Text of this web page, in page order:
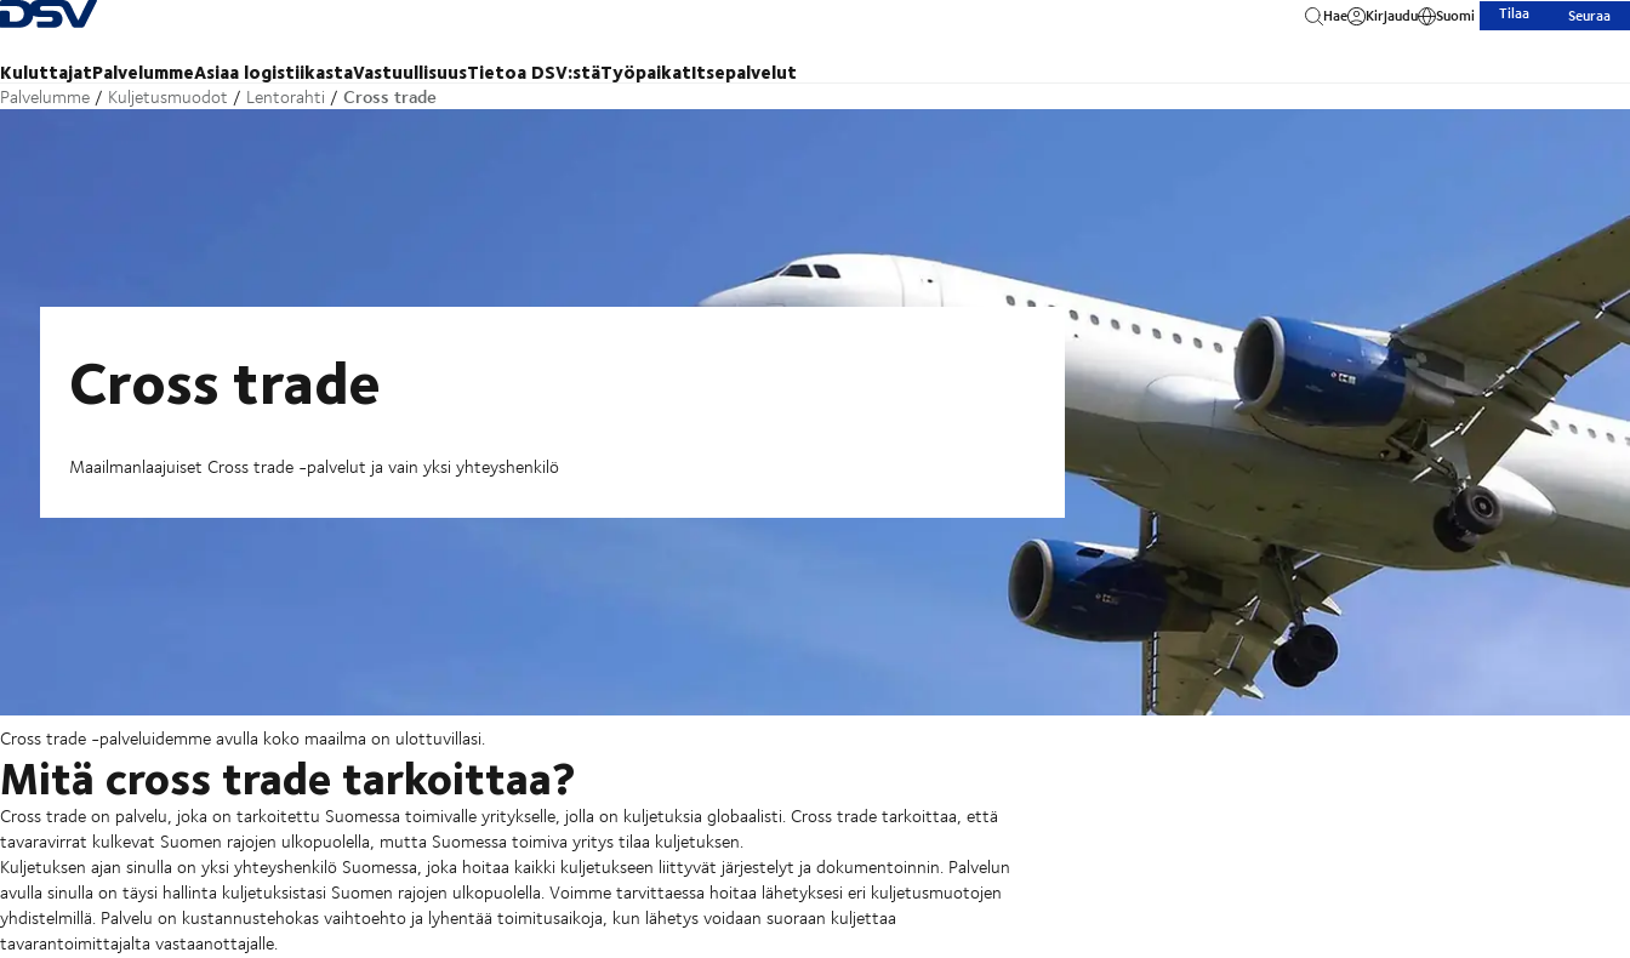
Takaisin kotisivulle
KuluttajatPalvelummeAsiaa logistiikastaVastuullisuusTietoa DSV:stäTyöpaikatItsepalvelut
Hae Kirjaudu Suomi Tilaa Seuraa
Palvelumme Kuljetusmuodot Lentorahti Cross trade
Cross trade
Maailmanlaajuiset Cross trade -palvelut ja vain yksi yhteyshenkilö
Cross trade -palveluidemme avulla koko maailma on ulottuvillasi.
Mitä cross trade tarkoittaa?
Cross trade on palvelu, joka on tarkoitettu Suomessa toimivalle yritykselle, jolla on kuljetuksia globaalisti. Cross trade tarkoittaa, että
tavaravirrat kulkevat Suomen rajojen ulkopuolella, mutta Suomessa toimiva yritys tilaa kuljetuksen.
Kuljetuksen ajan sinulla on yksi yhteyshenkilö Suomessa, joka hoitaa kaikki kuljetukseen liittyvät järjestelyt ja dokumentoinnin. Palvelun
avulla sinulla on täysi hallinta kuljetuksistasi Suomen rajojen ulkopuolella. Voimme tarvittaessa hoitaa lähetyksesi eri kuljetusmuotojen
yhdistelmillä. Palvelu on kustannustehokas vaihtoehto ja lyhentää toimitusaikoja, kun lähetys voidaan suoraan kuljettaa
tavarantoimittajalta vastaanottajalle.